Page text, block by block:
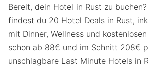
Bereit, dein Hotel in Rust zu
findest du 20 Hotel Deals in Rust,
mit Dinner, Wellness und
schon ab 88€ und im Schnitt 208€
unschlagbare Last Minute Hotels in